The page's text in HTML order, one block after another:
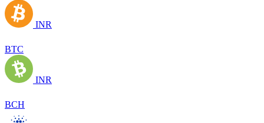
INR
BTC
INR
BCH